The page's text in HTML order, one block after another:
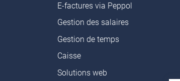
E-factures via Peppol
Gestion des salaires
Gestion de temps
Caisse
Solutions web